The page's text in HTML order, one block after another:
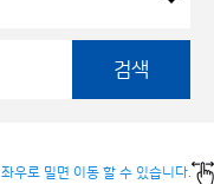
검색
좌우로 밀면 이동 할 수 있습니다.